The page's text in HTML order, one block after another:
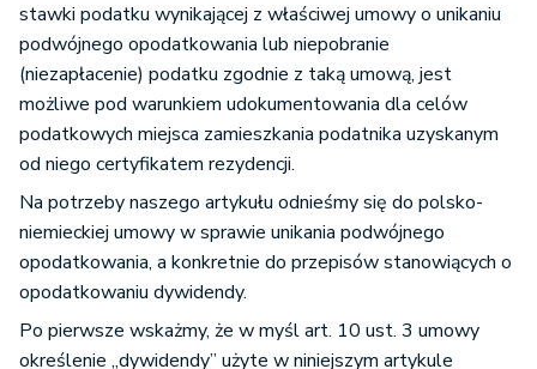
stawki podatku wynikającej z właściwej umowy o unikaniu
podwójnego opodatkowania lub niepobranie
(niezapłacenie) podatku zgodnie z taką umową, jest
możliwe pod warunkiem udokumentowania dla celów
podatkowych miejsca zamieszkania podatnika uzyskanym
od niego certyfikatem rezydencji.
Na potrzeby naszego artykułu odnieśmy się do polsko-
niemieckiej umowy w sprawie unikania podwójnego
opodatkowania, a konkretnie do przepisów stanowiących o
opodatkowaniu dywidendy.
Po pierwsze wskażmy, że w myśl art. 10 ust. 3 umowy
określenie „dywidendy” użyte w niniejszym artykule